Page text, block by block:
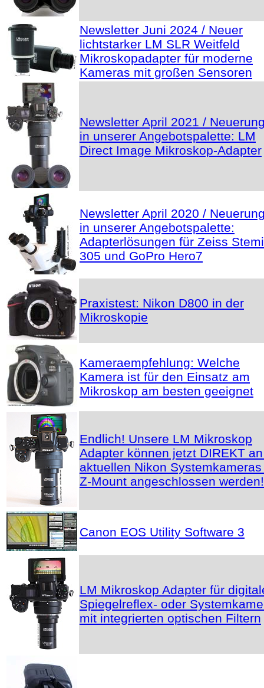
Newsletter Juni 2024 / Neuer
lichtstarker LM SLR Weitfeld
Mikroskopadapter für moderne
Kameras mit großen Sensoren
Newsletter April 2021 /
in unserer Angebotspalette: LM
Direct Image Mikroskop-Adapter
Newsletter April 2020 /
in unserer Angebotspalette:
Adapterlösungen für Zeiss Stemi
305 und GoPro Hero7
Praxistest: Nikon D800 in der
Mikroskopie
Kameraempfehlung: Welche
Kamera ist für den Einsatz am
Mikroskop am besten geeignet
Endlich! Unsere LM Mikroskop
Adapter können jetzt DIREKT
aktuellen Nikon
Z-Mount angeschlossen werden!
Canon EOS Utility Software 3
LM Mikroskop Adapter für
Spiegelreflex- oder
mit integrierten optischen Filtern